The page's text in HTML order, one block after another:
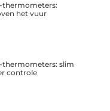
thermometers:
het vuur
thermometers: slim
controle